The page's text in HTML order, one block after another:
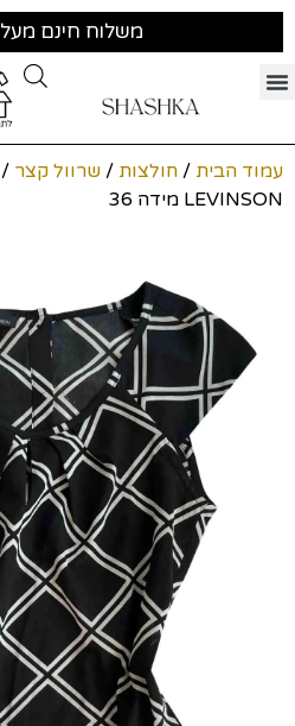
משלוח חינם מעל 199 ש״ח
עמוד הבית / חולצות / שרוול קצר
LEVINSON מידה 36